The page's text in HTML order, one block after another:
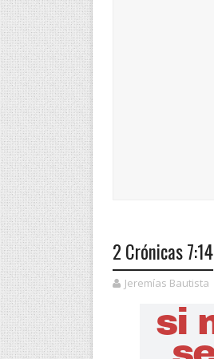
2 Crónicas 7:14
Jeremías Bautista